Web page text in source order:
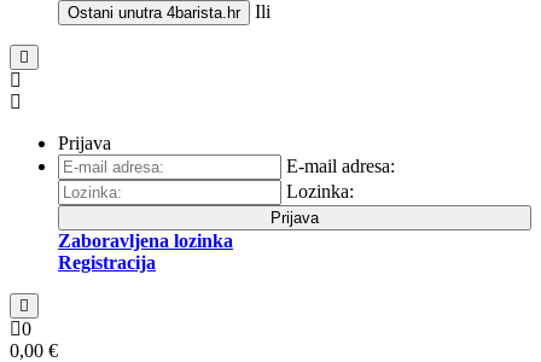
Ostani unutra 4barista.hr Ili
Prijava
E-mail adresa:
Lozinka:
Prijava
Zaboravljena lozinka
Registracija
0
0,00 €